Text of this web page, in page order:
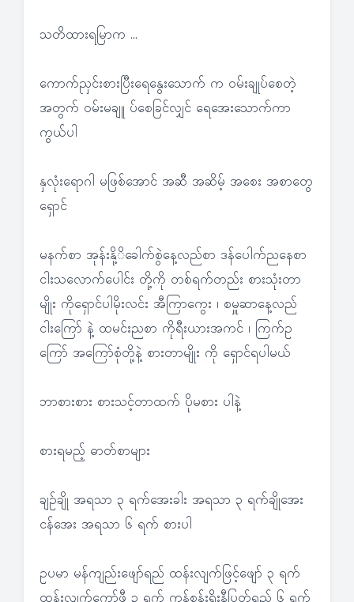
သတိထားရမြာက …
ကောက်ညှင်းစားပြီးရေနွေးသောက် က ဝမ်းချုပ်စေတဲ့
အတွက် ဝမ်းမချူ ပ်စေခြင်လျှင် ရေအေးသောက်ကာ
ကွယ်ပါ
နှလုံးရောဂါ မဖြစ်အောင် အဆီ အဆိမ့် အစေး အစာတွေ
ရှောင်
မနက်စာ အုန်းနို့ိခေါက်စွဲနေ့လည်စာ ဒန်ပေါက်ညနေစာ
ငါးသလောက်ပေါင်း တို့ကို တစ်ရက်တည်း စားသုံးတာ
မျိုး ကိုရှောင်ပါမိုးလင်း အီကြာကွေး ၊ စမှူဆာနေ့လည်
ငါးကြော် နဲ့ ထမင်းညစာ ကိုရီးယားအကင် ၊ ကြက်ဥ
ကြော် အကြော်စုံတို့နဲ့ စားတာမျိုး ကို ရှောင်ရပါမယ်
ဘာစားစား စားသင့်တာထက် ပိုမစား ပါနဲ့
စားရမည့် ဓာတ်စာများ
ချဉ်ချို အရသာ ၃ ရက်အေးခါး အရသာ ၃ ရက်ချိုအေး
ငန်အေး အရသာ ၆ ရက် စားပါ
ဥပမာ မန်ကျည်းဖျော်ရည် ထန်းလျက်ဖြင့်ဖျော် ၃ ရက်